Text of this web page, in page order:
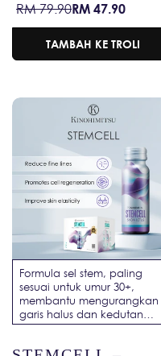
SALJI & BIJI
Harga
jualan
RM 79.90Harga
biasa
RM 47.90
TAMBAH KE TROLI
Formula sel stem, paling
sesuai untuk umur 30+,
membantu mengurangkan
garis halus dan kedutan
untuk kulit yang muda dan